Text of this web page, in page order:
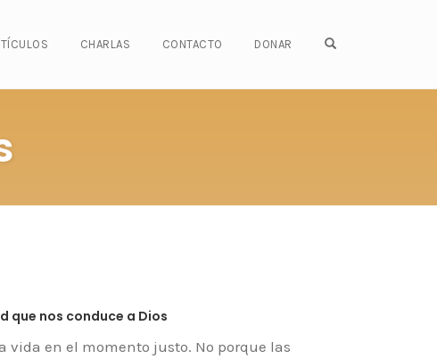
CHARLAS CONTACTO DONAR
que nos conduce a Dios
vida en el momento justo. No porque las